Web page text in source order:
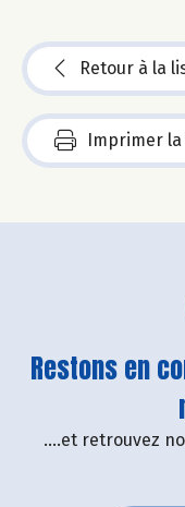
Retour à la
Imprimer
Restons en
....et retrouvez